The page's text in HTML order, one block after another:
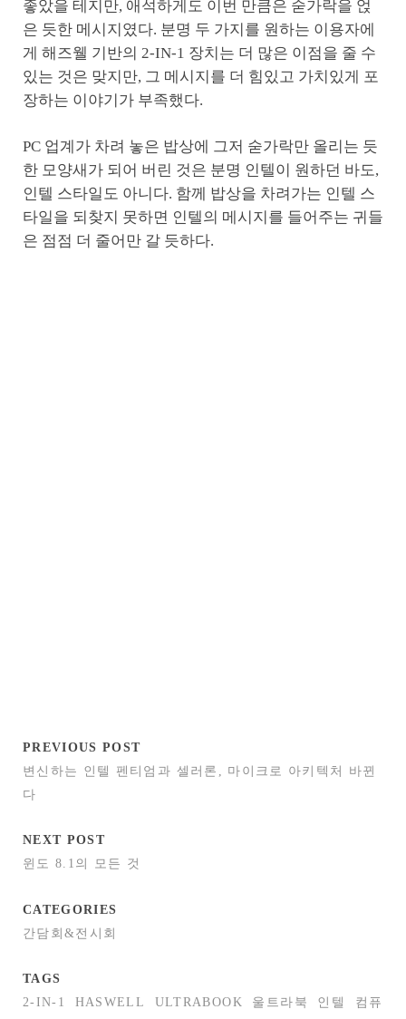
좋았을 테지만, 애석하게도 이번 만큼은 숟가락을 얹
은 듯한 메시지였다. 분명 두 가지를 원하는 이용자에
게 해즈웰 기반의 2-IN-1 장치는 더 많은 이점을 줄 수
있는 것은 맞지만, 그 메시지를 더 힘있고 가치있게 포
장하는 이야기가 부족했다.
PC 업계가 차려 놓은 밥상에 그저 숟가락만 올리는 듯
한 모양새가 되어 버린 것은 분명 인텔이 원하던 바도,
인텔 스타일도 아니다. 함께 밥상을 차려가는 인텔 스
타일을 되찾지 못하면 인텔의 메시지를 들어주는 귀들
은 점점 더 줄어만 갈 듯하다.
PREVIOUS POST
변신하는 인텔 펜티엄과 셀러론, 마이크로 아키텍처 바뀐
다
NEXT POST
윈도 8.1의 모든 것
CATEGORIES
간담회&전시회
TAGS
2-IN-1
HASWELL ULTRABOOK 울트라북 인텔 컴퓨